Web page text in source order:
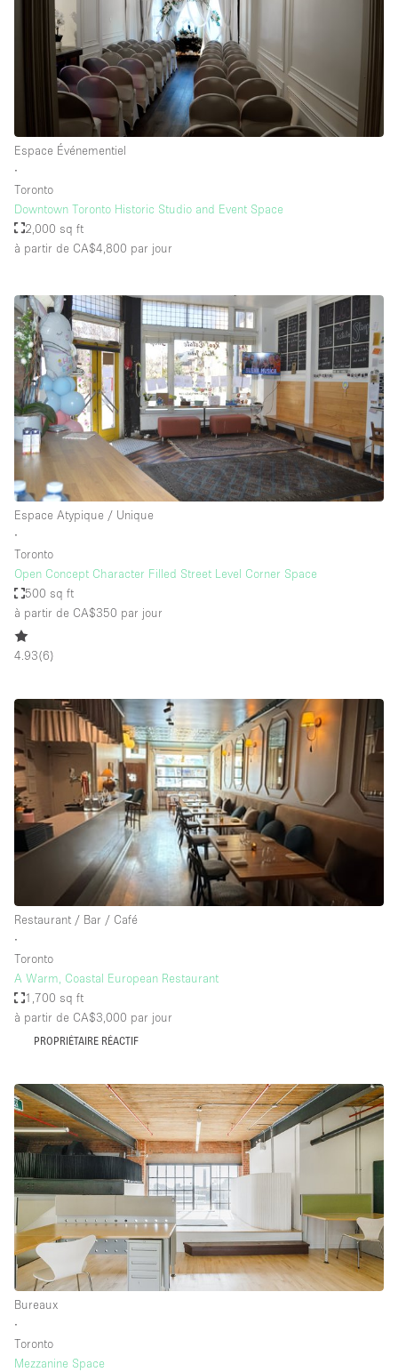
Espace Événementiel
∙
Toronto
Downtown Toronto Historic Studio and Event Space
2,000 sq ft
à partir de CA$4,800 par jour
Espace Atypique / Unique
∙
Toronto
Open Concept Character Filled Street Level Corner Space
500 sq ft
à partir de CA$350 par jour
4.93(6)
Restaurant / Bar / Café
∙
Toronto
A Warm, Coastal European Restaurant
1,700 sq ft
à partir de CA$3,000 par jour
PROPRIÉTAIRE RÉACTIF
Bureaux
∙
Toronto
Mezzanine Space